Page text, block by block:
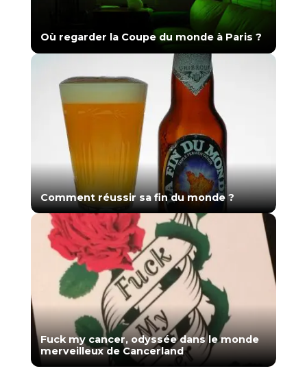
Où regarder la Coupe du monde à Paris ?
Comment réussir sa fin du monde ?
Fuck my cancer, odyssée dans le monde
merveilleux de Cancerland